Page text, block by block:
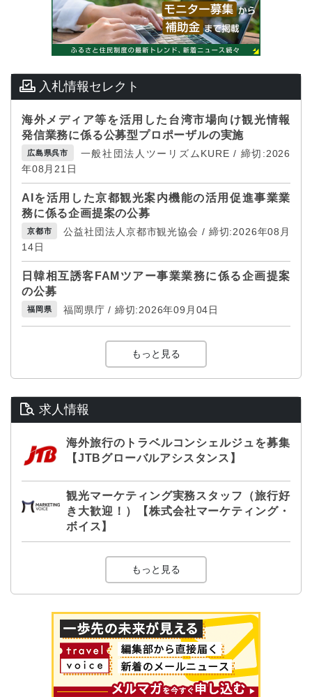
入札情報セレクト
海外メディア等を活用した台湾市場向け観光情報
発信業務に係る公募型プロポーザルの実施
広島県呉市
一般社団法人ツーリズムKURE / 締切:2026
年08月21日
AIを活用した京都観光案内機能の活用促進事業業
務に係る企画提案の公募
京都市
公益社団法人京都市観光協会 / 締切:2026年08月
14日
日韓相互誘客FAMツアー事業業務に係る企画提案
の公募
福岡県 福岡県庁 / 締切:2026年09月04日
もっと見る
求人情報
海外旅行のトラベルコンシェルジュを募集
【JTBグローバルアシスタンス】
観光マーケティング実務スタッフ（旅行好
き大歓迎！）【株式会社マーケティング・
ボイス】
もっと見る